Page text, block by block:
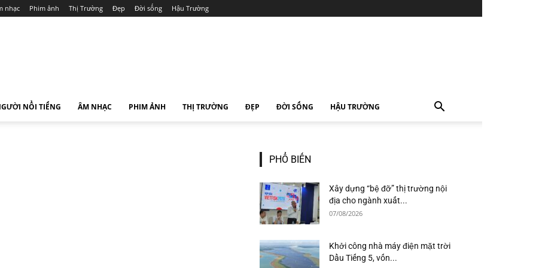
nhạc Phim ảnh Thị Trường Đẹp Đời sống Hậu Trường
NỔI TIẾNG ÂM NHẠC PHIM ẢNH THỊ TRƯỜNG ĐẸP ĐỜI SỐNG HẬU TRƯỜNG
PHỔ BIẾN
Xây dựng “bệ đỡ” thị trường nội
địa cho ngành xuất...
07/08/2026
Khởi công nhà máy điện mặt trời
Dầu Tiếng 5, vốn...